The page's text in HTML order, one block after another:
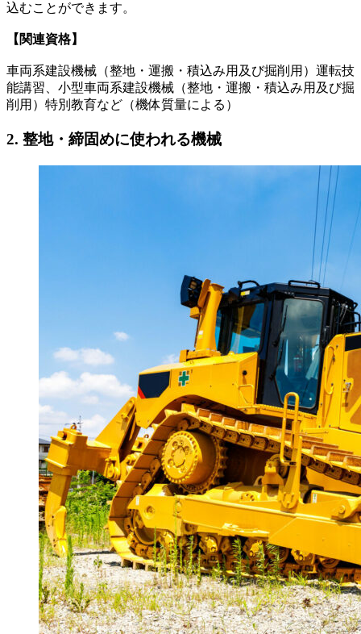
込むことができます。
【関連資格】
車両系建設機械（整地・運搬・積込み用及び掘削用）運転技
能講習、小型車両系建設機械（整地・運搬・積込み用及び掘
削用）特別教育など（機体質量による）
2. 整地・締固めに使われる機械